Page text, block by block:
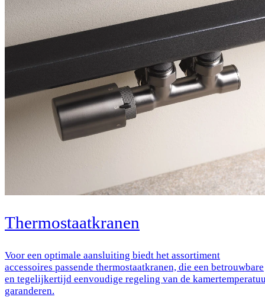
Thermostaatkranen
Voor een optimale aansluiting biedt het assortiment
accessoires passende thermostaatkranen, die een betrouwbare
en tegelijkertijd eenvoudige regeling van de
garanderen.